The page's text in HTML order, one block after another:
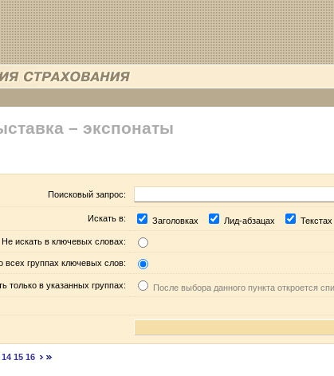
– экспонаты
Поисковый запрос:
Искать в: Заголовках Лид-абзацах Текстах
Не искать в ключевых словах:
всех группах ключевых слов:
только в указанных группах: После выбора данного пункта откроется
14 15 16